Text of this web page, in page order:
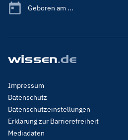
Geboren am ...
Footer
Menu
Legal
Impressum
Datenschutz
Datenschutzeinstellungen
Erklärung zur Barrierefreiheit
Mediadaten